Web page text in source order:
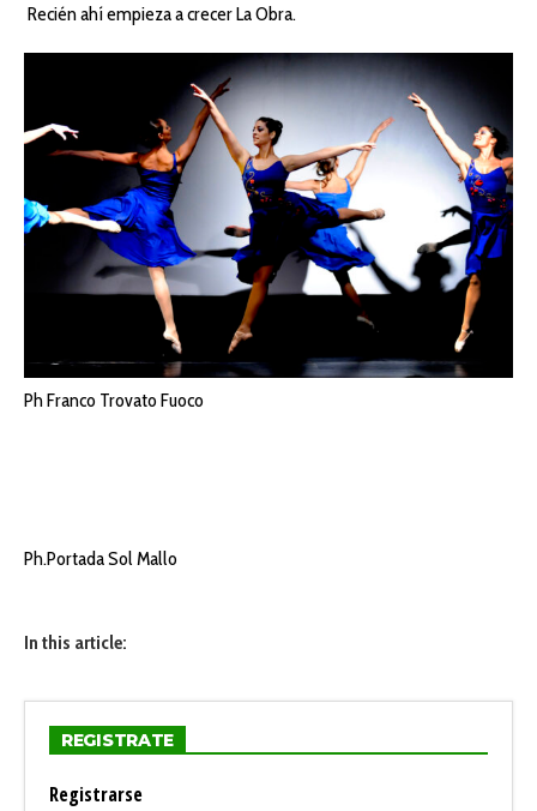
Recién ahí empieza a crecer La Obra.
Ph Franco Trovato Fuoco
Ph.Portada Sol Mallo
In this article:
REGISTRATE
Registrarse